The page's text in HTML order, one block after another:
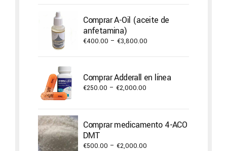
through
€3,000.00
Comprar A-Oil (aceite de
anfetamina)
€400.00 – €3,800.00
through
€3,800.00
Comprar Adderall en línea
€250.00 – €2,000.00
through
€2,000.00
Comprar medicamento 4-ACO
DMT
€500.00 – €2,000.00